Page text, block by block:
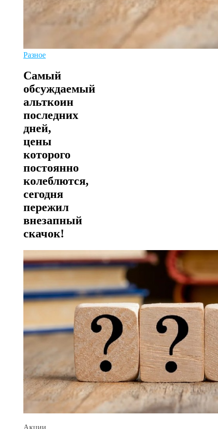
Разное
Самый
обсуждаемый
альткоин
последних
дней,
цены
которого
постоянно
колеблются,
сегодня
пережил
внезапный
скачок!
Акции